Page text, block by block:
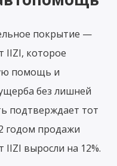
покрытие —
IIZI, которое
помощь и
без лишней
подтверждает тот
годом продажи
выросли на 12%.